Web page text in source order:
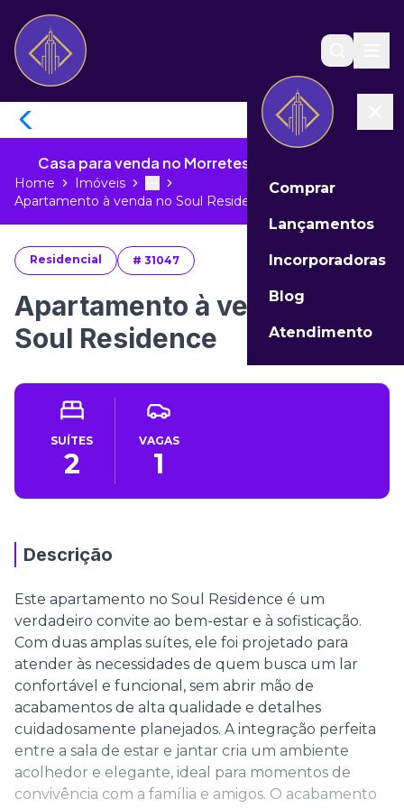
Comprar
Lançamentos
Incorporadoras
Blog
Atendimento
Casa para venda no Morretes de Itapema - SC
Home Imóveis More
Toggle menu
Apartamento à venda no Soul Residen...
Residencial # 31047
Apartamento à venda no
Soul Residence
SUÍTES
2
VAGAS
1
Descrição
Este apartamento no Soul Residence é um
verdadeiro convite ao bem-estar e à sofisticação.
Com duas amplas suítes, ele foi projetado para
atender às necessidades de quem busca um lar
confortável e funcional, sem abrir mão de
acabamentos de alta qualidade e detalhes
cuidadosamente planejados. A integração perfeita
entre a sala de estar e jantar cria um ambiente
acolhedor e elegante, ideal para momentos de
convivência com a família e amigos. O acabamento